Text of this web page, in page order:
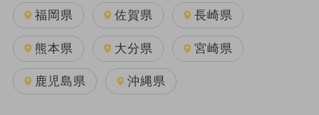
福岡県 佐賀県 長崎県
熊本県 大分県 宮崎県
鹿児島県 沖縄県